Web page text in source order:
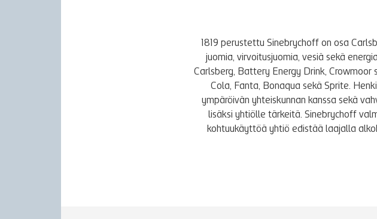
1819 perustettu Sinebrychoff on osa
juomia, virvoitusjuomia, vesiä sekä
Carlsberg, Battery Energy Drink, Crowmoor
Cola, Fanta, Bonaqua sekä Sprite.
ympäröivän yhteiskunnan kanssa sekä
lisäksi yhtiölle tärkeitä. Sinebrychoff
kohtuukäyttöä yhtiö edistää laajalla